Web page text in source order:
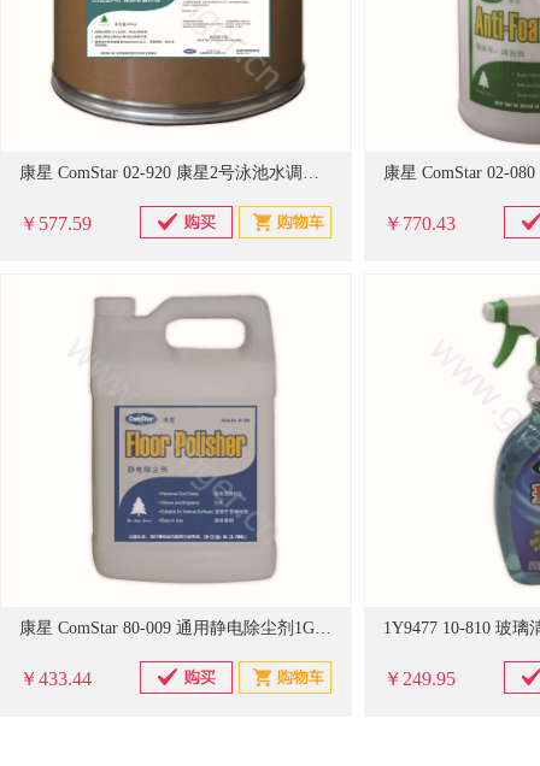
康星 ComStar 02-920 康星2号泳池水调理剂25KG*1桶
￥577.59 ￥770.43
康星 ComStar 80-009 通用静电除尘剂1Gal*4桶
￥433.44 ￥249.95